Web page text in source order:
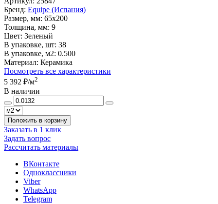
Бренд: Equipe (Испания)
Размер, мм: 65x200
Толщина, мм: 9
Цвет: Зеленый
В упаковке, шт: 38
В упаковке, м2: 0.500
Материал: Керамика
Посмотреть все характеристики
5 392 ₽/м2
В наличии
Положить в корзину
Заказать в 1 клик
Задать вопрос
Рассчитать материалы
ВКонтакте
Одноклассники
Viber
WhatsApp
Telegram